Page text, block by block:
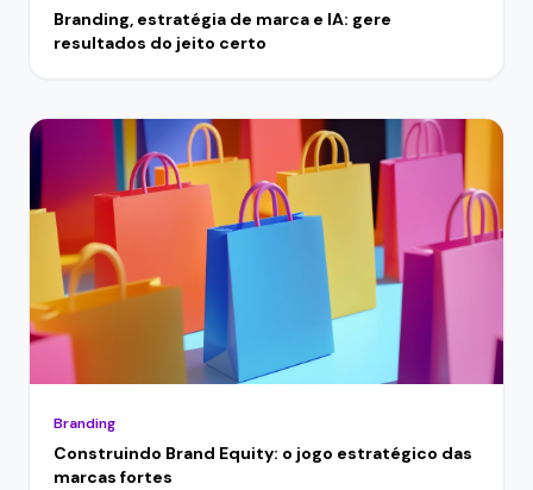
Branding, estratégia de marca e IA: gere
resultados do jeito certo
Branding
Construindo Brand Equity: o jogo estratégico das
marcas fortes